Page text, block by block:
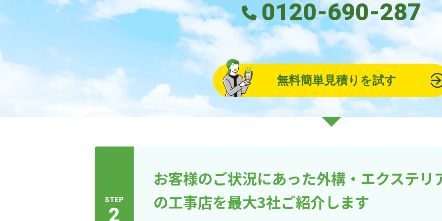
0120-690-287
無料簡単見積りを試す
STEP
2
お客様のご状況にあった外構・エクステリ
の工事店を最大3社ご紹介します